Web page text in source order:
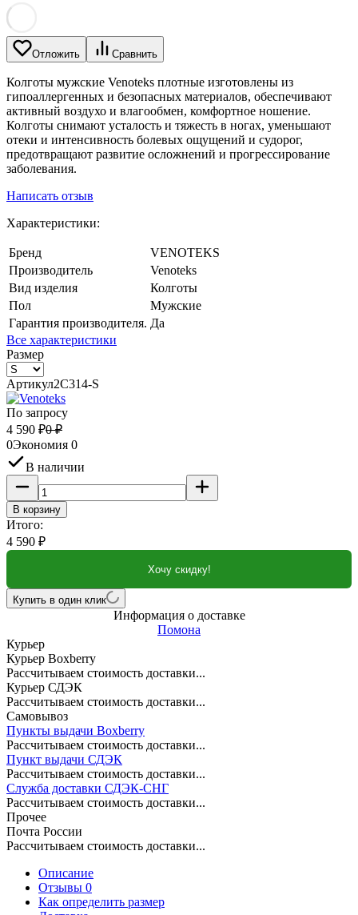
Отложить Сравнить
Колготы мужские Venoteks плотные изготовлены из
гипоаллергенных и безопасных материалов, обеспечивают
активный воздухо и влагообмен, комфортное ношение.
Колготы снимают усталость и тяжесть в ногах, уменьшают
отеки и интенсивность болевых ощущений и судорог,
предотвращают развитие осложнений и прогрессирование
заболевания.
Написать отзыв
Характеристики:
Бренд
VENOTEKS
Производитель
Venoteks
Вид изделия
Колготы
Пол
Мужские
Гарантия производителя. Да
Все характеристики
Размер
Артикул2С314-S
По запросу
4 590 ₽0 ₽
0Экономия 0
В наличии
В корзину
Итого:
4 590 ₽
Хочу скидку!
Купить в один клик
Информация о доставке
Помона
Курьер
Курьер Boxberry
Рассчитываем стоимость доставки...
Курьер СДЭК
Рассчитываем стоимость доставки...
Самовывоз
Пункты выдачи Boxberry
Рассчитываем стоимость доставки...
Пункт выдачи СДЭК
Рассчитываем стоимость доставки...
Служба доставки СДЭК-СНГ
Рассчитываем стоимость доставки...
Прочее
Почта России
Рассчитываем стоимость доставки...
Описание
Отзывы 0
Как определить размер